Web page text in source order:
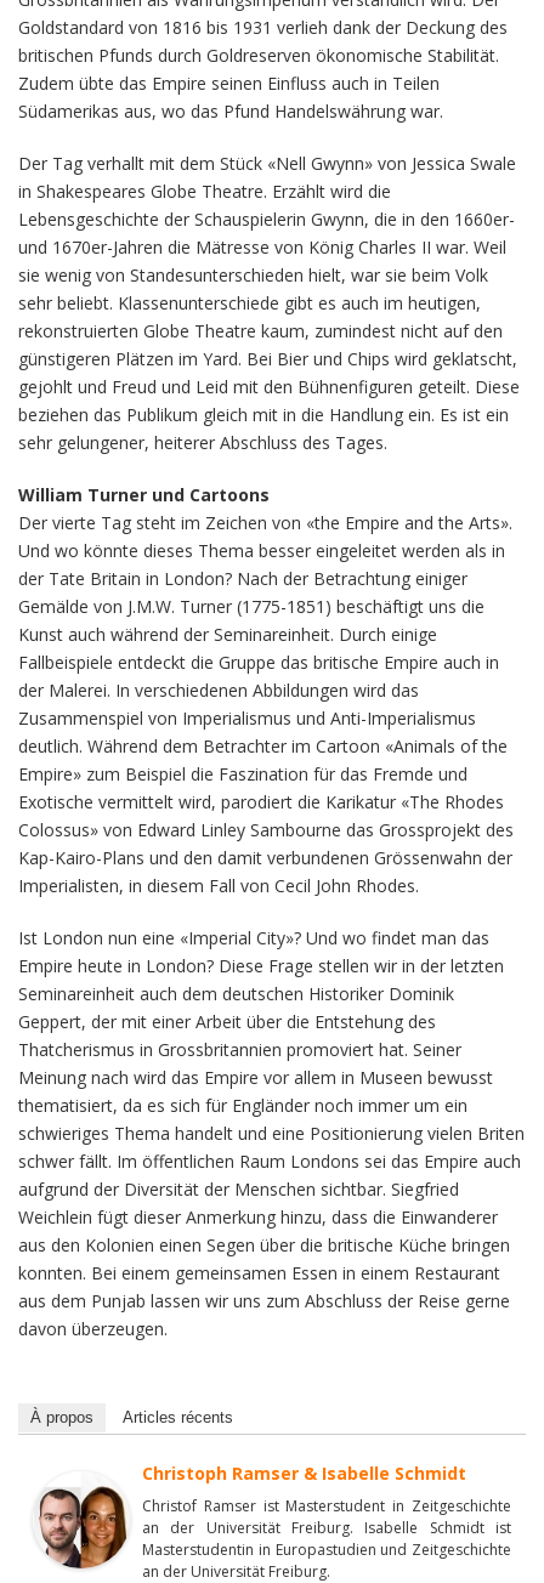
Goldstandard von 1816 bis 1931 verlieh dank der Deckung des
britischen Pfunds durch Goldreserven ökonomische Stabilität.
Zudem übte das Empire seinen Einfluss auch in Teilen
Südamerikas aus, wo das Pfund Handelswährung war.
Der Tag verhallt mit dem Stück «Nell Gwynn» von Jessica Swale
in Shakespeares Globe Theatre. Erzählt wird die
Lebensgeschichte der Schauspielerin Gwynn, die in den 1660er-
und 1670er-Jahren die Mätresse von König Charles II war. Weil
sie wenig von Standesunterschieden hielt, war sie beim Volk
sehr beliebt. Klassenunterschiede gibt es auch im heutigen,
rekonstruierten Globe Theatre kaum, zumindest nicht auf den
günstigeren Plätzen im Yard. Bei Bier und Chips wird geklatscht,
gejohlt und Freud und Leid mit den Bühnenfiguren geteilt. Diese
beziehen das Publikum gleich mit in die Handlung ein. Es ist ein
sehr gelungener, heiterer Abschluss des Tages.
William Turner und Cartoons
Der vierte Tag steht im Zeichen von «the Empire and the Arts».
Und wo könnte dieses Thema besser eingeleitet werden als in
der Tate Britain in London? Nach der Betrachtung einiger
Gemälde von J.M.W. Turner (1775-1851) beschäftigt uns die
Kunst auch während der Seminareinheit. Durch einige
Fallbeispiele entdeckt die Gruppe das britische Empire auch in
der Malerei. In verschiedenen Abbildungen wird das
Zusammenspiel von Imperialismus und Anti-Imperialismus
deutlich. Während dem Betrachter im Cartoon «Animals of the
Empire» zum Beispiel die Faszination für das Fremde und
Exotische vermittelt wird, parodiert die Karikatur «The Rhodes
Colossus» von Edward Linley Sambourne das Grossprojekt des
Kap-Kairo-Plans und den damit verbundenen Grössenwahn der
Imperialisten, in diesem Fall von Cecil John Rhodes.
Ist London nun eine «Imperial City»? Und wo findet man das
Empire heute in London? Diese Frage stellen wir in der letzten
Seminareinheit auch dem deutschen Historiker Dominik
Geppert, der mit einer Arbeit über die Entstehung des
Thatcherismus in Grossbritannien promoviert hat. Seiner
Meinung nach wird das Empire vor allem in Museen bewusst
thematisiert, da es sich für Engländer noch immer um ein
schwieriges Thema handelt und eine Positionierung vielen Briten
schwer fällt. Im öffentlichen Raum Londons sei das Empire auch
aufgrund der Diversität der Menschen sichtbar. Siegfried
Weichlein fügt dieser Anmerkung hinzu, dass die Einwanderer
aus den Kolonien einen Segen über die britische Küche bringen
konnten. Bei einem gemeinsamen Essen in einem Restaurant
aus dem Punjab lassen wir uns zum Abschluss der Reise gerne
davon überzeugen.
À propos Articles récents
Christoph Ramser & Isabelle Schmidt
Christof Ramser ist Masterstudent in Zeitgeschichte
an der Universität Freiburg. Isabelle Schmidt ist
Masterstudentin in Europastudien und Zeitgeschichte
an der Universität Freiburg.